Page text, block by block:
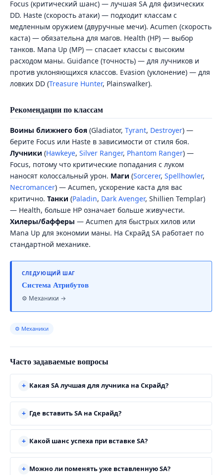
Focus (критический шанс) — лучшая SA для физических
DD. Haste (скорость атаки) — подходит классам с
медленным оружием (двуручные мечи). Acumen (скорость
каста) — обязательна для магов. Health (HP) — выбор
танков. Mana Up (MP) — спасает классы с высоким
расходом маны. Guidance (точность) — для лучников и
против уклоняющихся классов. Evasion (уклонение) — для
ловких DD (Treasure Hunter, Plainswalker).
Рекомендации по классам
Воины ближнего боя (Gladiator, Tyrant, Destroyer) —
берите Focus или Haste в зависимости от стиля боя.
Лучники (Hawkeye, Silver Ranger, Phantom Ranger) —
Focus, потому что критические попадания с луком
наносят колоссальный урон. Маги (Sorcerer, Spellhowler,
Necromancer) — Acumen, ускорение каста для вас
критично. Танки (Paladin, Dark Avenger, Shillien Templar)
— Health, больше HP означает больше живучести.
Хилеры/бафферы — Acumen для быстрых хилов или
Mana Up для экономии маны. На Скрайд SA работает по
стандартной механике.
СЛЕДУЮЩИЙ ШАГ
Система Атрибутов
⚙ Механики →
⚙ Механики
Часто задаваемые вопросы
Какая SA лучшая для лучника на Скрайд?
Где вставить SA на Скрайд?
Какой шанс успеха при вставке SA?
Можно ли поменять уже вставленную SA?